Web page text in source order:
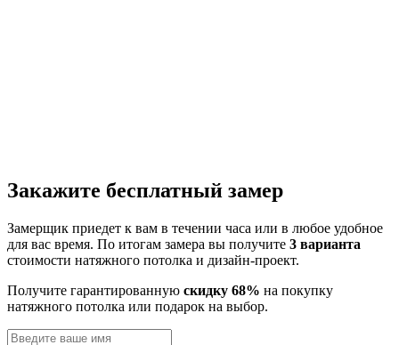
Закажите бесплатный замер
Замерщик приедет к вам в течении часа или в любое удобное
для вас время. По итогам замера вы получите 3 варианта
стоимости натяжного потолка и дизайн-проект.
Получите гарантированную скидку 68% на покупку
натяжного потолка или подарок на выбор.